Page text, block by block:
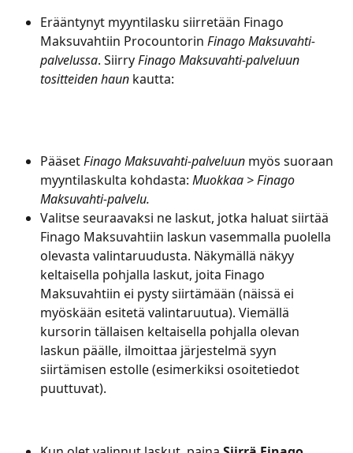
Erääntynyt myyntilasku siirretään Finago
Maksuvahtiin Procountorin Finago Maksuvahti-
palvelussa. Siirry Finago Maksuvahti-palveluun
tositteiden haun kautta:
Pääset Finago Maksuvahti-palveluun myös suoraan
myyntilaskulta kohdasta: Muokkaa > Finago
Maksuvahti-palvelu.
Valitse seuraavaksi ne laskut, jotka haluat siirtää
Finago Maksuvahtiin laskun vasemmalla puolella
olevasta valintaruudusta. Näkymällä näkyy
keltaisella pohjalla laskut, joita Finago
Maksuvahtiin ei pysty siirtämään (näissä ei
myöskään esitetä valintaruutua). Viemällä
kursorin tällaisen keltaisella pohjalla olevan
laskun päälle, ilmoittaa järjestelmä syyn
siirtämisen estolle (esimerkiksi osoitetiedot
puuttuvat).